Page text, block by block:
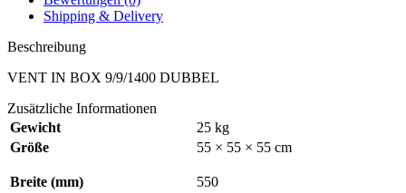
Shipping & Delivery
Beschreibung
VENT IN BOX 9/9/1400 DUBBEL
Zusätzliche Informationen
Gewicht
25 kg
Größe
55 × 55 × 55 cm
Breite (mm) 550